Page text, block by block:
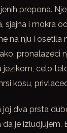
prepona.
sjajna i mokra
na nju i osetila
pronalazeci
celo
kosu,
joj dva prsta
je izludjujem.